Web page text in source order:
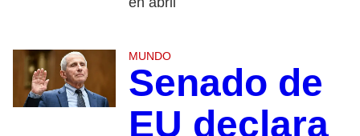
MUNDO
Senado de
EU declara